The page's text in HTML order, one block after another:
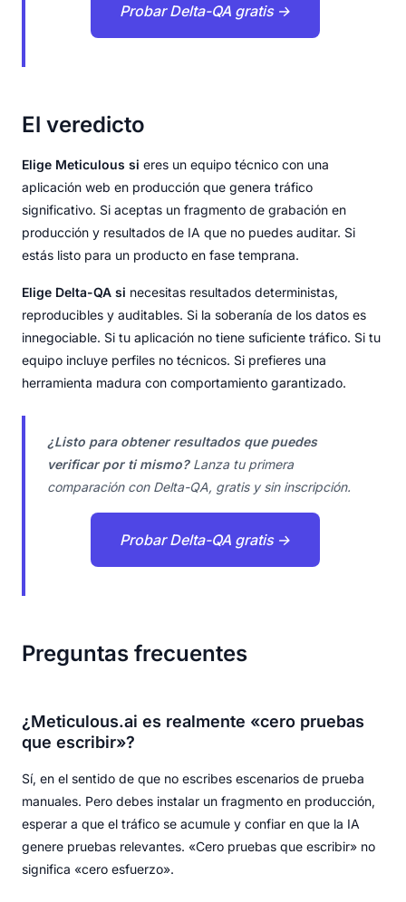
Probar Delta-QA gratis →
El veredicto
Elige Meticulous si eres un equipo técnico con una
aplicación web en producción que genera tráfico
significativo. Si aceptas un fragmento de grabación en
producción y resultados de IA que no puedes auditar. Si
estás listo para un producto en fase temprana.
Elige Delta-QA si necesitas resultados deterministas,
reproducibles y auditables. Si la soberanía de los datos es
innegociable. Si tu aplicación no tiene suficiente tráfico. Si tu
equipo incluye perfiles no técnicos. Si prefieres una
herramienta madura con comportamiento garantizado.
¿Listo para obtener resultados que puedes
verificar por ti mismo?Lanza tu primera
comparación con Delta-QA, gratis y sin inscripción.
Probar Delta-QA gratis →
Preguntas frecuentes
¿Meticulous.ai es realmente «cero pruebas
que escribir»?
Sí, en el sentido de que no escribes escenarios de prueba
manuales. Pero debes instalar un fragmento en producción,
esperar a que el tráfico se acumule y confiar en que la IA
genere pruebas relevantes. «Cero pruebas que escribir» no
significa «cero esfuerzo».